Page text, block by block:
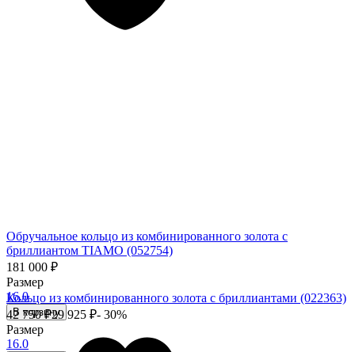
Обручальное кольцо из комбинированного золота с
бриллиантом TIAMO (052754)
181 000 ₽
Размер
16.0
В корзину
Кольцо из комбинированного золота с бриллиантами (022363)
42 750₽29 925 ₽- 30%
Размер
16.0